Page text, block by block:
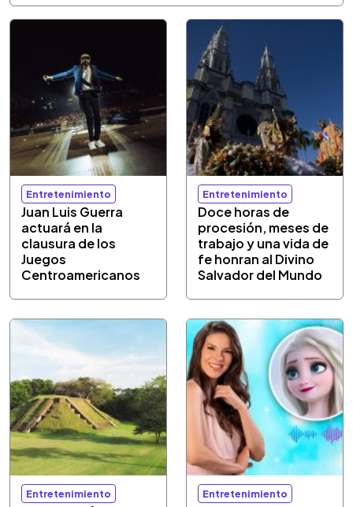
Entretenimiento
Juan Luis Guerra
actuará en la
clausura de los
Juegos
Centroamericanos
Entretenimiento
Doce horas de
procesión, meses de
trabajo y una vida de
fe honran al Divino
Salvador del Mundo
Entretenimiento Entretenimiento